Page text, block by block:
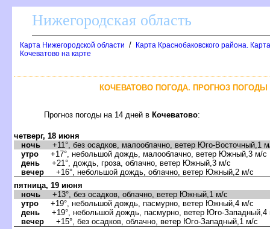
Нижегородская область
Карта Нижегородской области /
Карта Краснобаковского района.
Кочеватово на карте
КОЧЕВАТОВО ПОГОДА. ПРОГНОЗ
Прогноз погоды на 14 дней Кочеватово:
четверг, 18 июня
ночь +11°, без осадков, малооблачно, ветер Юго-Восточный,1
утро +17°, небольшой дождь, малооблачно, ветер Южный,3 м/с
день +21°, дождь, гроза, облачно, ветер Южный,3 м/с
ечер +16°, небольшой дождь, облачно, ветер Южный,2 м/с
пятница, 19 июня
ночь +13°, без осадков, облачно, ветер Южный,1 м/с
утро +19°, небольшой дождь, пасмурно, ветер Южный,4 м/с
день +19°, небольшой дождь, пасмурно, ветер Юго-Западный,4
ечер +15°, без осадков, облачно, ветер Юго-Западный,1 м/с